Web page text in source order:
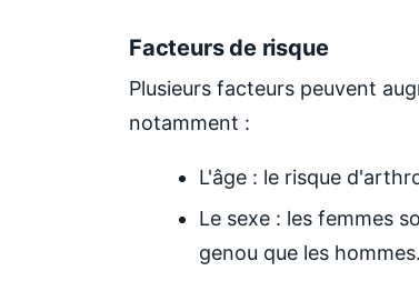
Facteurs de risque
Plusieurs facteurs peuvent
notamment :
L'âge : le risque
Le sexe : les femmes
genou que les hommes.